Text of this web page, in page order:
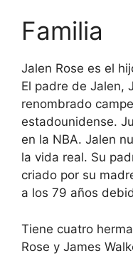
Familia
Jalen Rose es el
El padre de Jalen,
renombrado
estadounidense.
en la NBA. Jalen
la vida real. Su
criado por su
a los 79 años
Tiene cuatro
Rose y James